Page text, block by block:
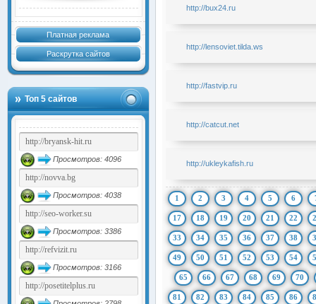
Платная реклама
Раскрутка сайтов
Топ 5 сайтов
Просмотров: 4096
Просмотров: 4038
Просмотров: 3386
Просмотров: 3166
http://bux24.ru
http://lensoviet.tilda.ws
http://fastvip.ru
http://catcut.net
http://ukleykafish.ru
1 2 3 4 5 6
17 18 19 20 21 22
33 34 35 36 37 38
49 50 51 52 53 54
65 66 67 68 69 70
81 82 83 84 85 86